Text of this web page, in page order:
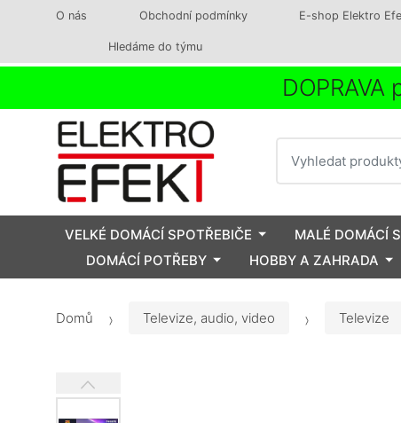
O nás Obchodní podmínky E-shop Elektro
Hledáme do týmu
DOPRAVA
VELKÉ DOMÁCÍ SPOTŘEBIČE MALÉ DOMÁCÍ
DOMÁCÍ POTŘEBY
HOBBY A ZAHRADA
Domů Televize, audio, video Televize